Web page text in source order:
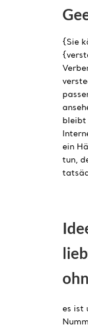
{Sie
bleibt
ein
tun,
es ist